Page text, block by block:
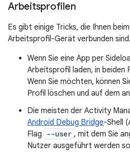
Arbeitsprofilen
Es gibt einige Tricks, die Ihnen
Arbeitsprofil-Gerät verbunden sind.
Wenn Sie eine App per
Arbeitsprofil laden, in beiden
Wenn Sie möchten, können
Profil löschen und auf dem
Die meisten der Activity
Android Debug Bridge-Shell
Flag
--user , mit dem Sie
Nutzer ausgeführt werden